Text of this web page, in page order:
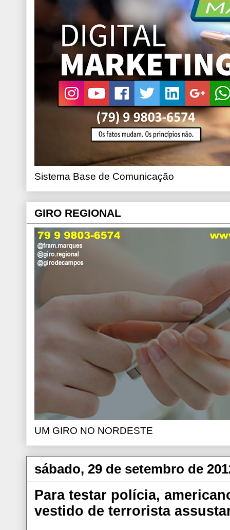
Sistema Base de Comunicação
GIRO REGIONAL
UM GIRO NO NORDESTE
sábado, 29 de setembro de
Para testar polícia,
vestido de terrorista